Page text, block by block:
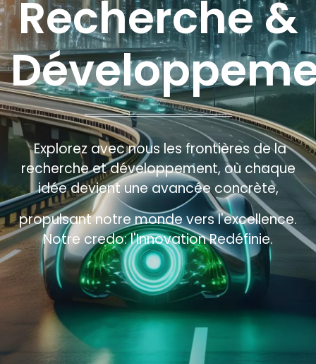
Recherche &
Explorez avec nous les frontières de la
recherche et développement, où chaque
idée devient une avancée concrète,
propulsant notre monde vers l'excellence.
Notre credo: l'Innovation Redéfinie.